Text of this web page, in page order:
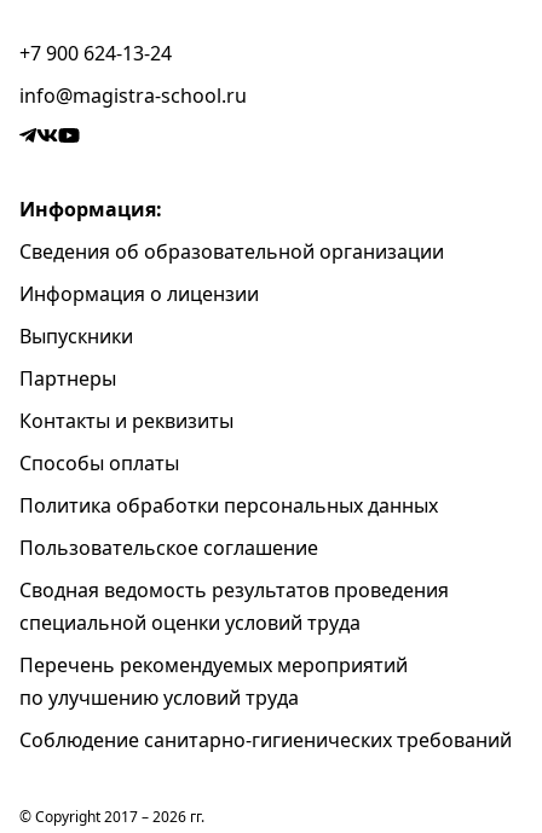
+7 900 624-13-24
info@magistra-school.ru
Информация:
Сведения об образовательной организации
Информация о лицензии
Выпускники
Партнеры
Контакты и реквизиты
Способы оплаты
Политика обработки персональных данных
Пользовательское соглашение
Cводная ведомость результатов проведения
специальной оценки условий труда
Перечень рекомендуемых мероприятий
по улучшению условий труда
Соблюдение санитарно-гигиенических требований
© Copyright 2017 – 2026 гг.